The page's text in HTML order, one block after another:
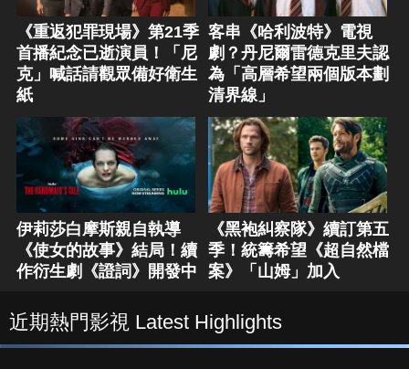
《重返犯罪現場》第21季
首播紀念已逝演員！「尼
克」喊話請觀眾備好衛生
紙
客串《哈利波特》電視
劇？丹尼爾雷德克里夫認
為「高層希望兩個版本劃
清界線」
伊莉莎白摩斯親自執導
《使女的故事》結局！續
作衍生劇《證詞》開發中
《黑袍糾察隊》續訂第五
季！統籌希望《超自然檔
案》「山姆」加入
近期熱門影視 Latest Highlights